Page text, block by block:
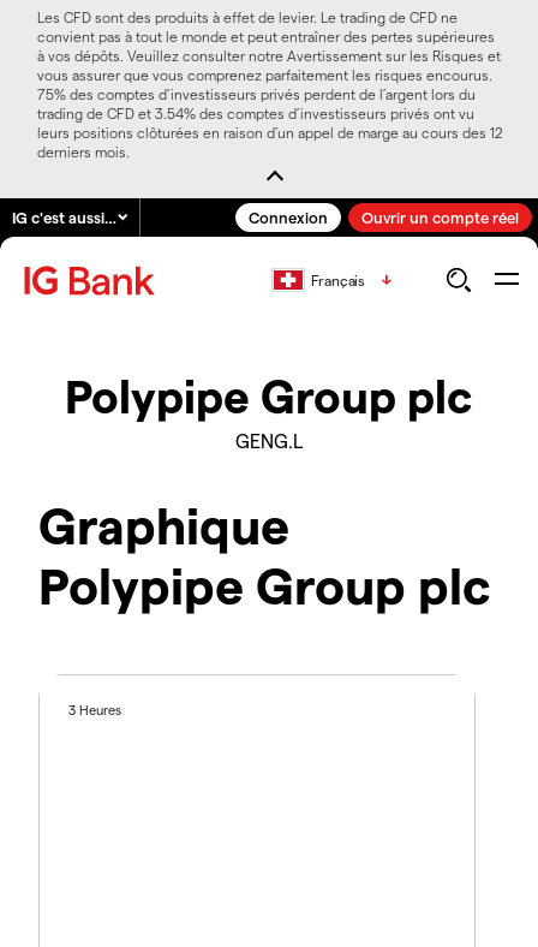
Les CFD sont des produits à effet de levier. Le trading de CFD ne
convient pas à tout le monde et peut entraîner des pertes supérieures
à vos dépôts. Veuillez consulter notre Avertissement sur les Risques et
vous assurer que vous comprenez parfaitement les risques encourus.
75% des comptes d’investisseurs privés perdent de l’argent lors du
trading de CFD et 3.54% des comptes d’investisseurs privés ont vu
leurs positions clôturées en raison d’un appel de marge au cours des 12
derniers mois.
IG c'est aussi… Connexion Ouvrir un compte réel
Français
Polypipe Group plc
GENG.L
Graphique
Polypipe Group plc
3 Heures